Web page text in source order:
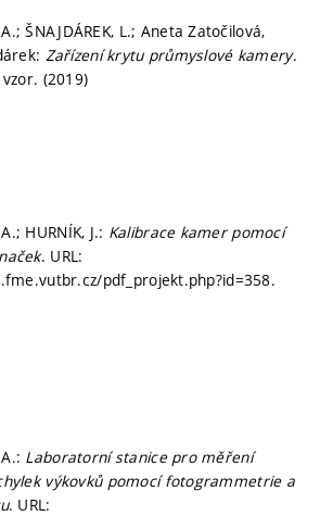
ŠNAJDÁREK, L.; Aneta Zatočilová,
Zařízení krytu průmyslové kamery.
(2019)
HURNÍK, J.: Kalibrace kamer pomocí
. URL:
pdf_projekt.php?id=358.
Laboratorní stanice pro měření
výkovků pomocí fotogrammetrie a
. URL: